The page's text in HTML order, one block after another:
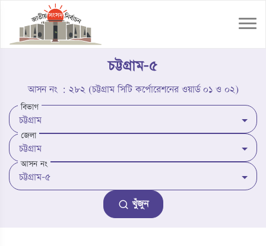
চট্টগ্রাম-৫
আসন নং : ২৮২ (চট্টগ্রাম সিটি কর্পোরেশনের ওয়ার্ড ০১ ও ০২)
বিভাগ
জেলা
আসন নং
খুঁজুন